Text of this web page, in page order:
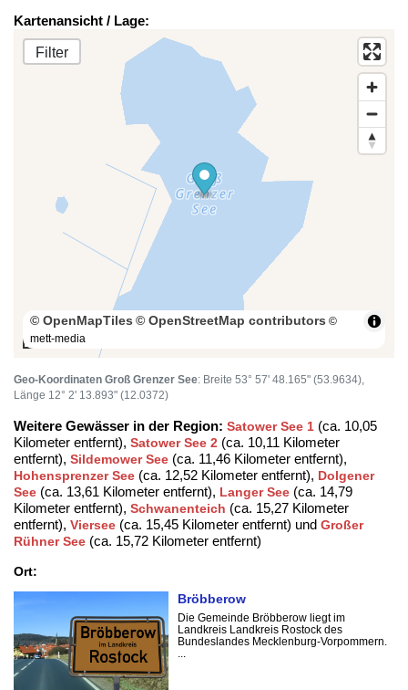
Kartenansicht / Lage:
Filter
50 m
© OpenMapTiles © OpenStreetMap contributors ©
mett-media
Geo-Koordinaten Groß Grenzer See: Breite 53° 57' 48.165" (53.9634),
Länge 12° 2' 13.893" (12.0372)
Weitere Gewässer in der Region: Satower See 1 (ca. 10,05
Kilometer entfernt), Satower See 2 (ca. 10,11 Kilometer
entfernt), Sildemower See (ca. 11,46 Kilometer entfernt),
Hohensprenzer See (ca. 12,52 Kilometer entfernt), Dolgener
See (ca. 13,61 Kilometer entfernt), Langer See (ca. 14,79
Kilometer entfernt), Schwanenteich (ca. 15,27 Kilometer
entfernt), Viersee (ca. 15,45 Kilometer entfernt) und Großer
Rühner See (ca. 15,72 Kilometer entfernt)
Ort:
Bröbberow
Die Gemeinde Bröbberow liegt im
Landkreis Landkreis Rostock des
Bundeslandes Mecklenburg-Vorpommern.
...